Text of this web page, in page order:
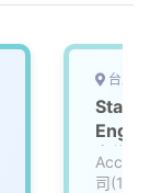
台北
Staff
名遊
司